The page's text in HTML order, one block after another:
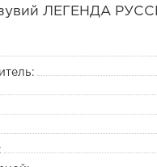
ЛЕГЕНДА